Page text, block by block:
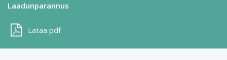
Laadunparannus
Lataa pdf